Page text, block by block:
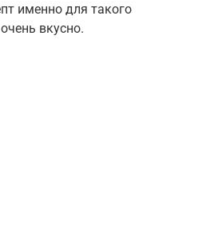
именно для такого
вкусно.